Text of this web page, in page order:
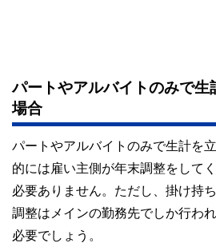
パートやアルバイトのみで生
場合
パートやアルバイトのみで生計を
的には雇い主側が年末調整をして
必要ありません。ただし、掛け持
調整はメインの勤務先でしか行わ
必要でしょう。